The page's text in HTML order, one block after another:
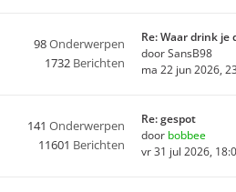
98Onderwerpen
1732 Berichten
Re: Waar drink je
doorSansB98
ma 22 jun 2026,
141 Onderwerpen
11601 Berichten
Re: gespot
door bobbee
vr 31 jul 2026,